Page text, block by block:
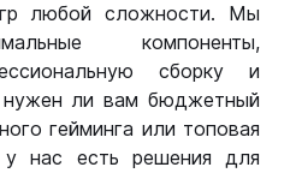
любой сложности. Мы
компоненты,
сборку и
нужен ли вам бюджетный
гейминга или топовая
нас есть решения для